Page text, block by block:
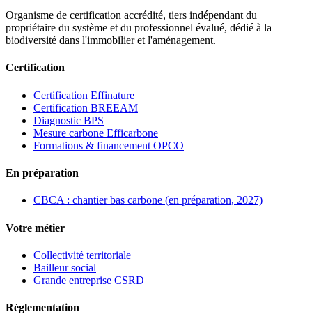
Organisme de certification accrédité, tiers indépendant du
propriétaire du système et du professionnel évalué, dédié à la
biodiversité dans l'immobilier et l'aménagement.
Certification
Certification Effinature
Certification BREEAM
Diagnostic BPS
Mesure carbone Efficarbone
Formations & financement OPCO
En préparation
CBCA : chantier bas carbone (en préparation, 2027)
Votre métier
Collectivité territoriale
Bailleur social
Grande entreprise CSRD
Réglementation